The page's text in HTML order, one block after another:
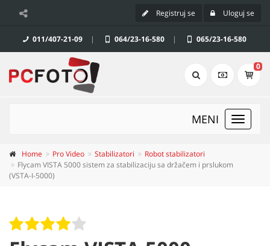
Registruj se Uloguj se
011/407-21-09 | 064/23-16-580 | 065/23-16-580
0
Toggle
MENI
Home Pro Video Stabilizatori
Robot stabilizatori
Flycam VISTA 5000 sistem za stabilizaciju sa držačem i prslukom
(VSTA-I-5000)